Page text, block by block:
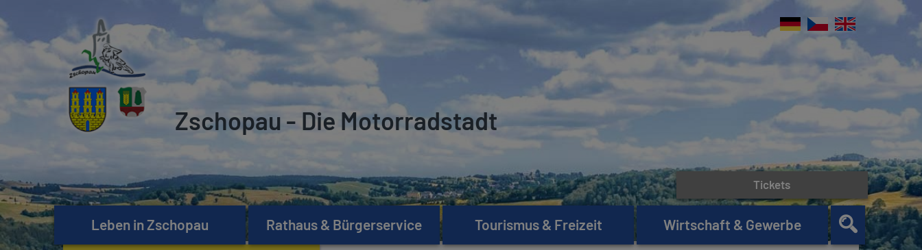
Zschopau - Die Motorradstadt
Leben in Zschopau Rathaus & Bürgerservice Tourismus & Freizeit Wirtschaft & Gewerbe
Tickets